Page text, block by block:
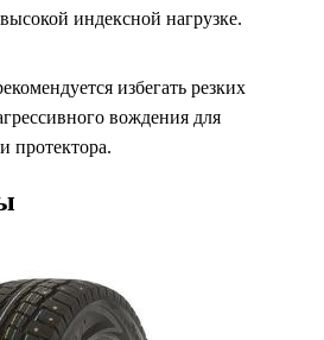
индексной нагрузке.
избегать резких
вождения для
протектора.